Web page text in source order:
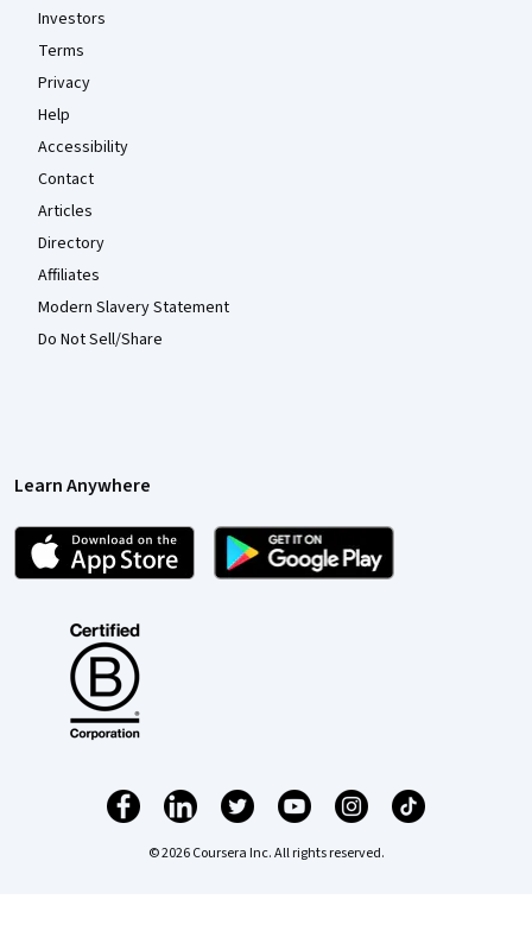
Investors
Terms
Privacy
Help
Accessibility
Contact
Articles
Directory
Affiliates
Modern Slavery Statement
Do Not Sell/Share
Learn Anywhere
© 2026 Coursera Inc. All rights reserved.